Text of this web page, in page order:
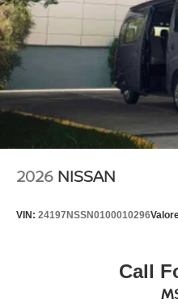
2026 NISSAN
VIN: 24197NSSN0100010296
Call